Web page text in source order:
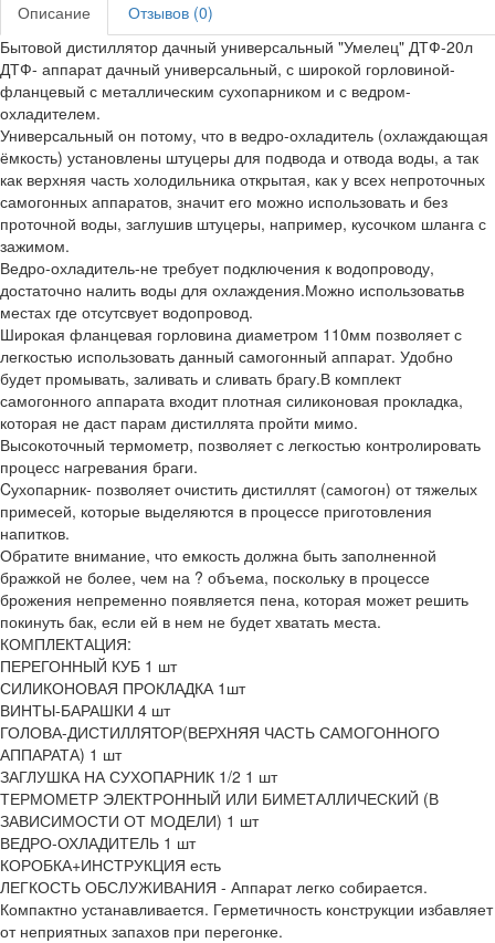
Описание
Отзывов (0)
Бытовой дистиллятор дачный универсальный "Умелец" ДТФ-20л
ДТФ- аппарат дачный универсальный, с широкой горловиной-
фланцевый с металлическим сухопарником и с ведром-
охладителем.
Универсальный он потому, что в ведро-охладитель (охлаждающая
ёмкость) установлены штуцеры для подвода и отвода воды, а так
как верхняя часть холодильника открытая, как у всех непроточных
самогонных аппаратов, значит его можно использовать и без
проточной воды, заглушив штуцеры, например, кусочком шланга с
зажимом.
Ведро-охладитель-не требует подключения к водопроводу,
достаточно налить воды для охлаждения.Можно использоватьв
местах где отсутсвует водопровод.
Широкая фланцевая горловина диаметром 110мм позволяет с
легкостью использовать данный самогонный аппарат. Удобно
будет промывать, заливать и сливать брагу.В комплект
самогонного аппарата входит плотная силиконовая прокладка,
которая не даст парам дистиллята пройти мимо.
Высокоточный термометр, позволяет с легкостью контролировать
процесс нагревания браги.
Cухопарник- позволяет очистить дистиллят (самогон) от тяжелых
примесей, которые выделяются в процессе приготовления
напитков.
Обратите внимание, что емкость должна быть заполненной
бражкой не более, чем на ? объема, поскольку в процессе
брожения непременно появляется пена, которая может решить
покинуть бак, если ей в нем не будет хватать места.
КОМПЛЕКТАЦИЯ:
ПЕРЕГОННЫЙ КУБ 1 шт
СИЛИКОНОВАЯ ПРОКЛАДКА 1шт
ВИНТЫ-БАРАШКИ 4 шт
ГОЛОВА-ДИСТИЛЛЯТОР(ВЕРХНЯЯ ЧАСТЬ САМОГОННОГО
АППАРАТА) 1 шт
ЗАГЛУШКА НА СУХОПАРНИК 1/2 1 шт
ТЕРМОМЕТР ЭЛЕКТРОННЫЙ ИЛИ БИМЕТАЛЛИЧЕСКИЙ (В
ЗАВИСИМОСТИ ОТ МОДЕЛИ) 1 шт
ВЕДРО-ОХЛАДИТЕЛЬ 1 шт
КОРОБКА+ИНСТРУКЦИЯ есть
ЛЕГКОСТЬ ОБСЛУЖИВАНИЯ - Аппарат легко собирается.
Компактно устанавливается. Герметичность конструкции избавляет
от неприятных запахов при перегонке.